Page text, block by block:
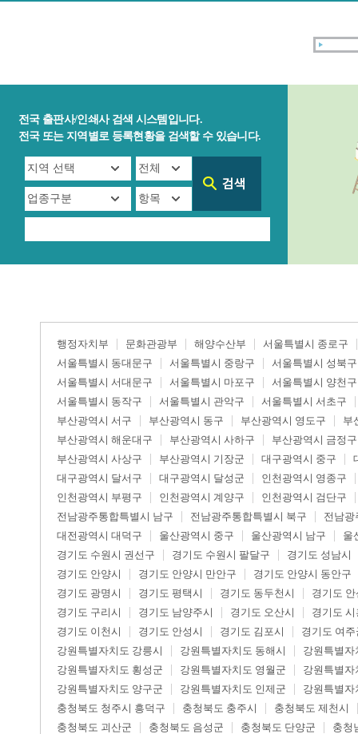
전국 출판사/인쇄사 검색 시스템입니다.
전국 또는 지역별로 등록현황을 검색할 수 있습니다.
행정자치부 문화관광부 해양수산부
서울특별시 종로구
서울특별시 동대문구
서울특별시 중랑구
서울특별시 성북구
서울특별시 서대문구
서울특별시 마포구
서울특별시 양천구
서울특별시 동작구
서울특별시 관악구
서울특별시 서초구
부산광역시 서구
부산광역시 동구 부산광역시 영도구
부
부산광역시 해운대구
부산광역시 사하구
부산광역시 금정구
부산광역시 사상구
부산광역시 기장군 대구광역시 중구
대구광역시 달서구
대구광역시 달성군
인천광역시 영종구
인천광역시 부평구
인천광역시 계양구
인천광역시 검단구
전남광주통합특별시 남구
전남광주통합특별시 북구
전남광
대전광역시 대덕구
울산광역시 중구 울산광역시 남구
울
경기도 수원시 권선구
경기도 수원시 팔달구
경기도 성남시
경기도 안양시
경기도 안양시 만안구
경기도 안양시 동안구
경기도 광명시
경기도 평택시 경기도 동두천시
경기도
경기도 구리시
경기도 남양주시 경기도 오산시
경기도
경기도 이천시
경기도 안성시 경기도 김포시
경기도 여주
강원특별자치도 강릉시
강원특별자치도 동해시
강원특별자
강원특별자치도 횡성군
강원특별자치도 영월군
강원특별자
강원특별자치도 양구군
강원특별자치도 인제군
강원특별자
충청북도 청주시 흥덕구
충청북도 충주시
충청북도 제천시
충청북도 괴산군
충청북도 음성군 충청북도 단양군
충청